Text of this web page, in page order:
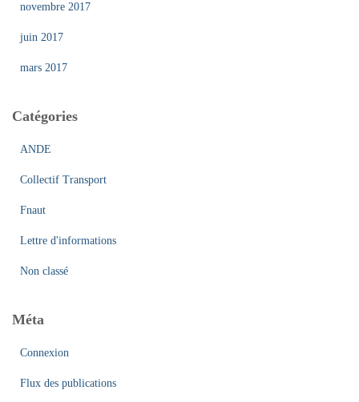
novembre 2017
juin 2017
mars 2017
Catégories
ANDE
Collectif Transport
Fnaut
Lettre d'informations
Non classé
Méta
Connexion
Flux des publications